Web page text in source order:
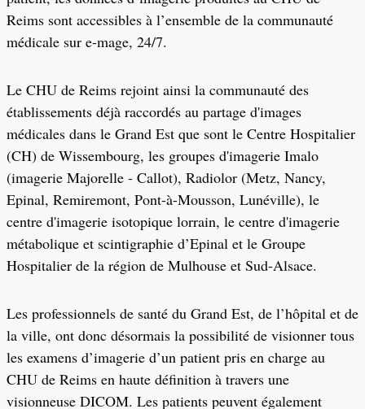
Reims sont accessibles à l’ensemble de la communauté
médicale sur e-mage, 24/7.
Le CHU de Reims rejoint ainsi la communauté des
établissements déjà raccordés au partage d'images
médicales dans le Grand Est que sont le Centre Hospitalier
(CH) de Wissembourg, les groupes d'imagerie Imalo
(imagerie Majorelle - Callot), Radiolor (Metz, Nancy,
Epinal, Remiremont, Pont-à-Mousson, Lunéville), le
centre d'imagerie isotopique lorrain, le centre d'imagerie
métabolique et scintigraphie d’Epinal et le Groupe
Hospitalier de la région de Mulhouse et Sud-Alsace.
Les professionnels de santé du Grand Est, de l’hôpital et de
la ville, ont donc désormais la possibilité de visionner tous
les examens d’imagerie d’un patient pris en charge au
CHU de Reims en haute définition à travers une
visionneuse DICOM. Les patients peuvent également